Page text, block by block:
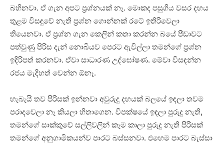
බහිනවා. ඒ ගැන අපට ප්‍රශ්නයක් නෑ. මොකද පසුගිය වසර දහය
තුළම විසඳුවේ නැති ප්‍රශ්න ගොන්නක් රටේ ඉතිරිවෙලා
තියෙනවා. ඒ ප්‍රශ්න ගැන කෙලින් කතා කරන්න බයේ පීඩාවට
පත්වුණු පිරිස දැන් නොබියව පෙරට ඇවිල්ලා තමන්ගේ ප්‍රශ්න
ඉදිරිපත් කරනවා. ඒවා සාධාරණ උද්ඝෝෂණ. මේවා විසඳන්න
රජය මැදිහත් වෙන්න ඕනෑ.
හැබැයි තව පිරිසක් ඉන්නවා අවුරුදු දහයක් බලයේ ඉඳලා තවම
පරාදවෙලා නෑ කියලා හිතාගෙන. විපක්ෂයේ ඉඳලා පුරුදු නැති,
තමන්ගේ සාක්කුවේ සල්ලිවලින් කෑම කාලා පුරුදු නැති පිරිසක්
තමන්ගේ අනුගාමිකයන්ව පාරට බස්සනවා. එහෙම පාරට බැස්සා